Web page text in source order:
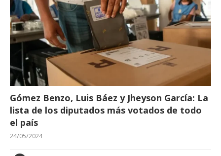
Gómez Benzo, Luis Báez y Jheyson García: La
lista de los diputados más votados de todo
el país
24/05/2024